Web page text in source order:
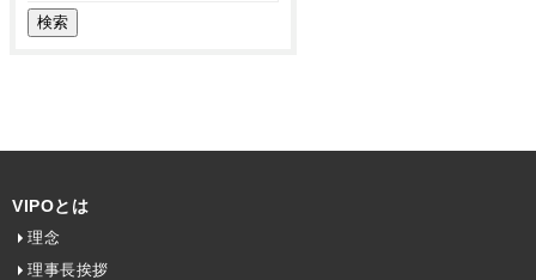
VIPOとは
理念
理事長挨拶